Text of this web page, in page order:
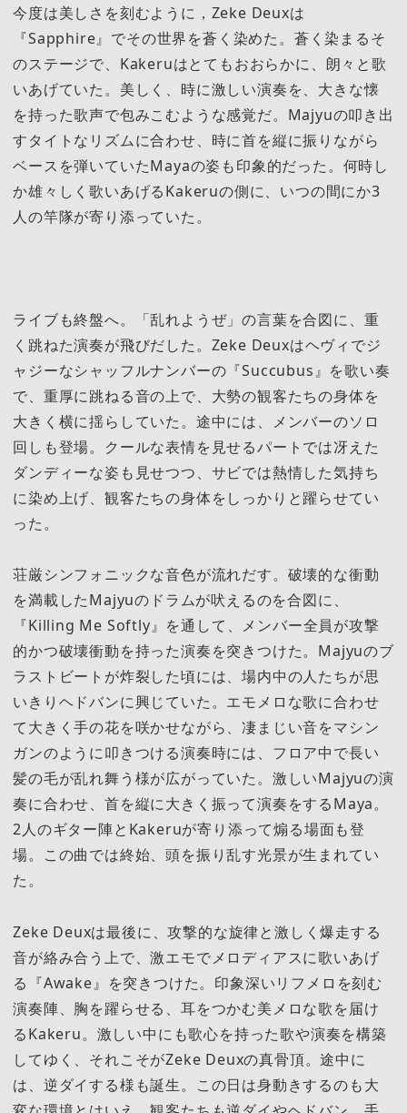
今度は美しさを刻むように，Zeke Deuxは
『Sapphire』でその世界を蒼く染めた。蒼く染まるそ
のステージで、Kakeruはとてもおおらかに、朗々と歌
いあげていた。美しく、時に激しい演奏を、大きな懐
を持った歌声で包みこむような感覚だ。Majyuの叩き出
すタイトなリズムに合わせ、時に首を縦に振りながら
ベースを弾いていたMayaの姿も印象的だった。何時し
か雄々しく歌いあげるKakeruの側に、いつの間にか3
人の竿隊が寄り添っていた。
ライブも終盤へ。「乱れようぜ」の言葉を合図に、重
く跳ねた演奏が飛びだした。Zeke Deuxはヘヴィでジ
ャジーなシャッフルナンバーの『Succubus』を歌い奏
で、重厚に跳ねる音の上で、大勢の観客たちの身体を
大きく横に揺らしていた。途中には、メンバーのソロ
回しも登場。クールな表情を見せるパートでは冴えた
ダンディーな姿も見せつつ、サビでは熱情した気持ち
に染め上げ、観客たちの身体をしっかりと躍らせてい
った。
荘厳シンフォニックな音色が流れだす。破壊的な衝動
を満載したMajyuのドラムが吠えるのを合図に、
『Killing Me Softly』を通して、メンバー全員が攻撃
的かつ破壊衝動を持った演奏を突きつけた。Majyuのブ
ラストビートが炸裂した頃には、場内中の人たちが思
いきりヘドバンに興じていた。エモメロな歌に合わせ
て大きく手の花を咲かせながら、凄まじい音をマシン
ガンのように叩きつける演奏時には、フロア中で長い
髪の毛が乱れ舞う様が広がっていた。激しいMajyuの演
奏に合わせ、首を縦に大きく振って演奏をするMaya。
2人のギター陣とKakeruが寄り添って煽る場面も登
場。この曲では終始、頭を振り乱す光景が生まれてい
た。
Zeke Deuxは最後に、攻撃的な旋律と激しく爆走する
音が絡み合う上で、激エモでメロディアスに歌いあげ
る『Awake』を突きつけた。印象深いリフメロを刻む
演奏陣、胸を躍らせる、耳をつかむ美メロな歌を届け
るKakeru。激しい中にも歌心を持った歌や演奏を構築
してゆく、それこそがZeke Deuxの真骨頂。途中に
は、逆ダイする様も誕生。この日は身動きするのも大